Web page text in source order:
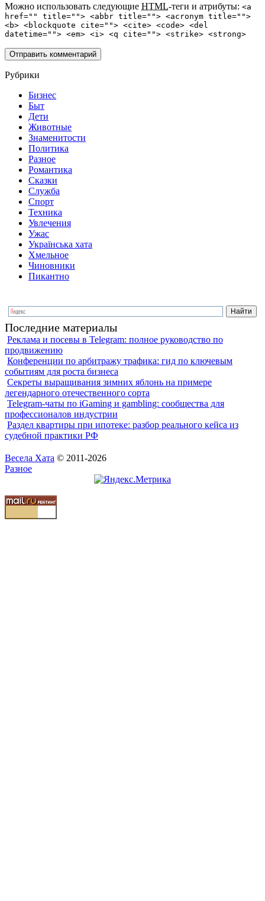
Можно использовать следующие HTML-теги и атрибуты: <a
href="" title=""> <abbr title=""> <acronym title="">
<b> <blockquote cite=""> <cite> <code> <del
datetime=""> <em> <i> <q cite=""> <strike> <strong>
Рубрики
Бизнес
Быт
Дети
Животные
Знаменитости
Политика
Разное
Романтика
Сказки
Служба
Спорт
Техника
Увлечения
Ужас
Українська хата
Хмельное
Чиновники
Пикантно
Последние материалы
Реклама и посевы в Telegram: полное руководство по
продвижению
Конференции по арбитражу трафика: гид по ключевым
событиям для роста бизнеса
Секреты выращивания зимних яблонь на примере
легендарного отечественного сорта
Telegram-чаты по iGaming и gambling: сообщества для
профессионалов индустрии
Раздел квартиры при ипотеке: разбор реального кейса из
судебной практики РФ
Весела Хата © 2011-2026
Разное